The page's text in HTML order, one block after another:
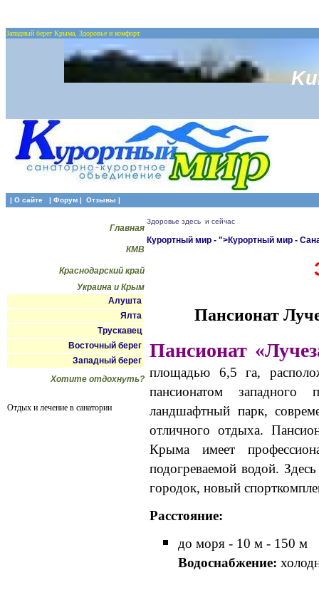
Западный берег Крыма, Здоровье и комфорт.
| О сайте | Форум | Отзывы |
Главная
КМВ
Краснодарский край
Украина и Крым
Алушта
Ялта
Трускавец
Восточный берег
Западный берег
Хотите отдохнуть?
Отдых и лечение в санатории
Здоровье здесь и сейчас
Курортный мир - ">Курортный мир -
Пансионат
Пансионат
площадью 6,5 га,
пансионатом
ландшафтный парк,
отличного отдыха.
Крыма имеет
подогреваемой водой.
городок, новый
Расстояние:
до моря - 10 м - 150 м
Водоснабжение: